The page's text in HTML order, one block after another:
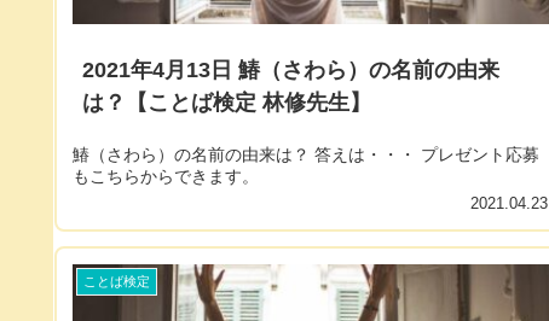
2021年4月13日 鰆（さわら）の名前の由来
は？【ことば検定 林修先生】
鰆（さわら）の名前の由来は？ 答えは・・・ プレゼント応募
もこちらからできます。
2021.04.23
ことば検定